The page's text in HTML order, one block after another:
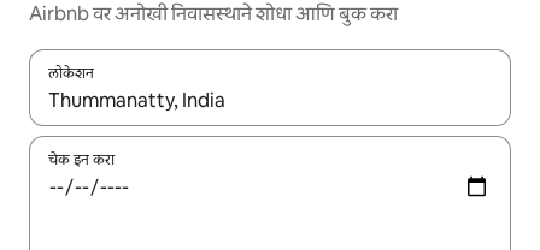
Airbnb वर अनोखी निवासस्थाने शोधा आणि बुक करा
लोकेशन
जेव्हा परिणाम उपलब्ध असतील, तेव्हा वरच्या आणि खाली बाणांच्या किजसह
चेक इन करा